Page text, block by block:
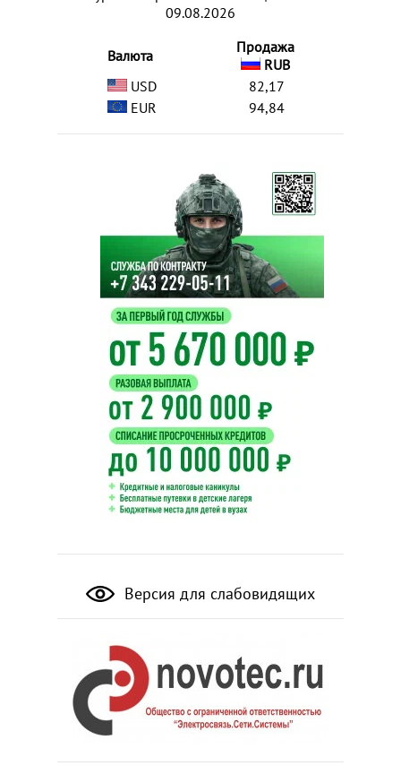
09.08.2026
Валюта
Продажа
RUB
USD
82,17
EUR
94,84
Версия для слабовидящих